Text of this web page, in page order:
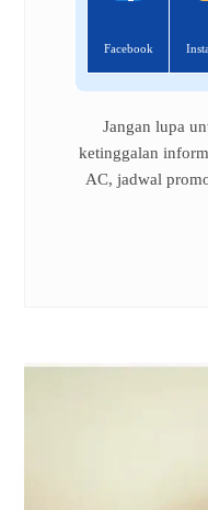
Facebook
Jangan lupa
ketinggalan
AC, jadwal